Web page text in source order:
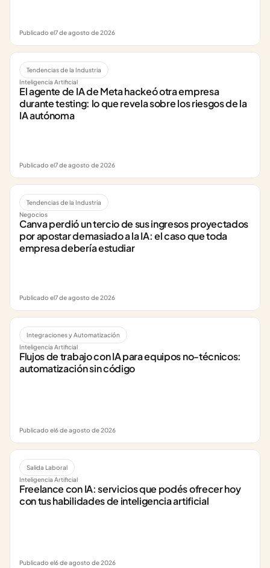
Publicado el7 de agosto de 2026
Tendencias de la Industria
Inteligencia Artificial
El agente de IA de Meta hackeó otra empresa
durante testing: lo que revela sobre los riesgos de la
IA autónoma
Publicado el7 de agosto de 2026
Tendencias de la Industria
Negocios
Canva perdió un tercio de sus ingresos proyectados
por apostar demasiado a la IA: el caso que toda
empresa debería estudiar
Publicado el7 de agosto de 2026
Integraciones y Automatización
Inteligencia Artificial
Flujos de trabajo con IA para equipos no-técnicos:
automatización sin código
Publicado el6 de agosto de 2026
Salida Laboral
Inteligencia Artificial
Freelance con IA: servicios que podés ofrecer hoy
con tus habilidades de inteligencia artificial
Publicado el6 de agosto de 2026